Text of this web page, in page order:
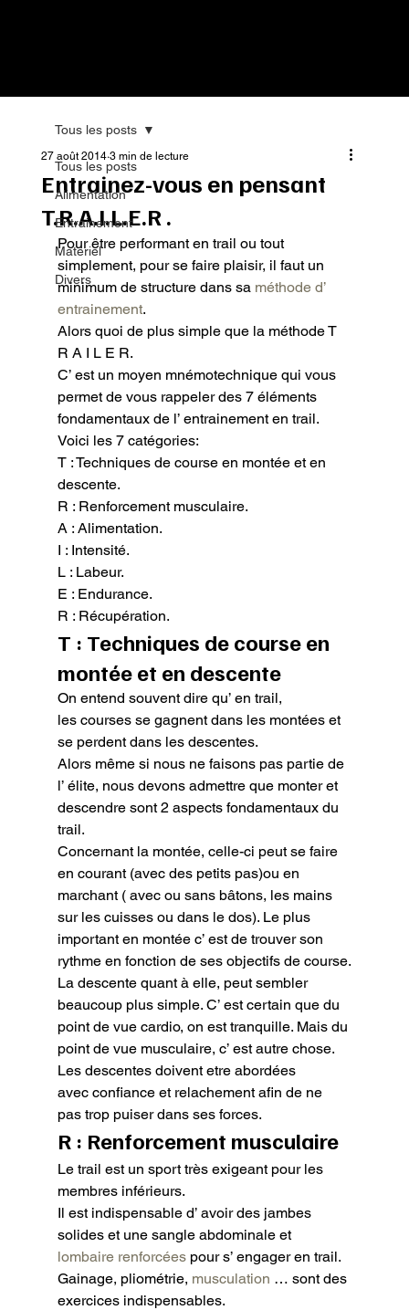
Tous les posts
Alimentation
Entrainement
Matériel
Divers
Tous les posts
Entrainez-vous en pensant
T.R.A.I.L.E.R .
27 août 2014 3 min de lecture
Pour être performant en trail ou tout
simplement, pour se faire plaisir, il faut un
minimum de structure dans sa méthode d’
entrainement.
Alors quoi de plus simple que la méthode T
R A I L E R.
C’ est un moyen mnémotechnique qui vous
permet de vous rappeler des 7 éléments
fondamentaux de l’ entrainement en trail.
Voici les 7 catégories:
T : Techniques de course en montée et en
descente.
R : Renforcement musculaire.
A : Alimentation.
I : Intensité.
L : Labeur.
E : Endurance.
R : Récupération.
T : Techniques de course en
montée et en descente
On entend souvent dire qu’ en trail,
les courses se gagnent dans les montées et
se perdent dans les descentes.
Alors même si nous ne faisons pas partie de
l’ élite, nous devons admettre que monter et
descendre sont 2 aspects fondamentaux du
trail.
Concernant la montée, celle-ci peut se faire
en courant (avec des petits pas)ou en
marchant ( avec ou sans bâtons, les mains
sur les cuisses ou dans le dos). Le plus
important en montée c’ est de trouver son
rythme en fonction de ses objectifs de course.
La descente quant à elle, peut sembler
beaucoup plus simple. C’ est certain que du
point de vue cardio, on est tranquille. Mais du
point de vue musculaire, c’ est autre chose.
Les descentes doivent etre abordées
avec confiance et relachement afin de ne
pas trop puiser dans ses forces.
R : Renforcement musculaire
Le trail est un sport très exigeant pour les
membres inférieurs.
Il est indispensable d’ avoir des jambes
solides et une sangle abdominale et
lombaire renforcées pour s’ engager en trail.
Gainage, pliométrie, musculation … sont des
exercices indispensables.